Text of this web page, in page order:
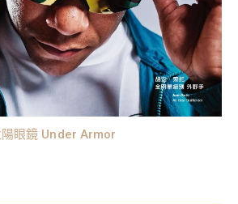
眼鏡 Under Armor